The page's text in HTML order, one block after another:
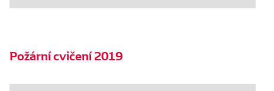
Požární cvičení 2019